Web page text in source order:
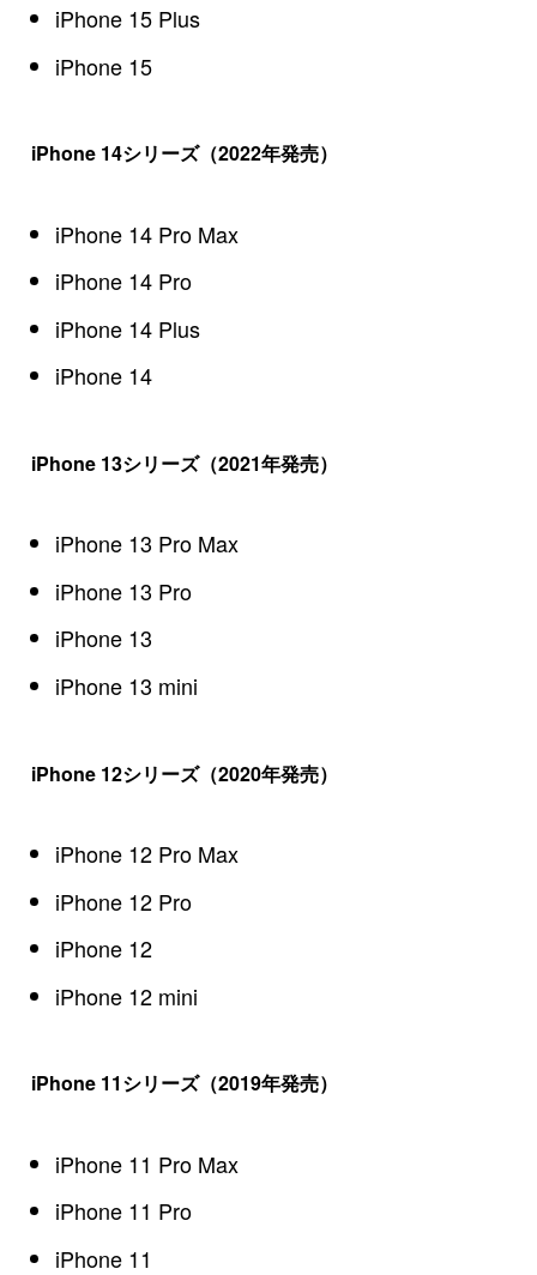
iPhone 15 Plus
iPhone 15
iPhone 14シリーズ（2022年発売）
iPhone 14 Pro Max
iPhone 14 Pro
iPhone 14 Plus
iPhone 14
iPhone 13シリーズ（2021年発売）
iPhone 13 Pro Max
iPhone 13 Pro
iPhone 13
iPhone 13 mini
iPhone 12シリーズ（2020年発売）
iPhone 12 Pro Max
iPhone 12 Pro
iPhone 12
iPhone 12 mini
iPhone 11シリーズ（2019年発売）
iPhone 11 Pro Max
iPhone 11 Pro
iPhone 11